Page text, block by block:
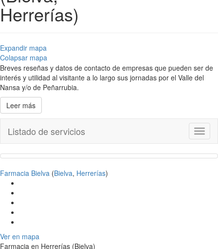
Herrerías)
Expandir mapa
Colapsar mapa
Breves reseñas y datos de contacto de empresas que pueden ser de
interés y utilidad al visitante a lo largo sus jornadas por el Valle del
Nansa y/o de Peñarrubia.
Leer más
Listado de servicios
Farmacia Bielva (Bielva, Herrerías)
Ver en mapa
Farmacia en Herrerías (Bielva)